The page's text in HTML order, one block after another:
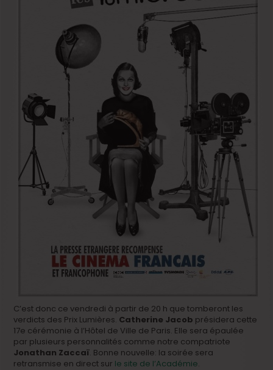
C’est donc ce vendredi à partir de 20 h que tomberont les
verdicts des Prix Lumières. Catherine Jacob présidera cette
17e cérémonie à l’Hôtel de Ville de Paris. Elle sera épaulée
par plusieurs personnalités comme notre compatriote
Jonathan Zaccaï. Bonne nouvelle: la soirée sera
retransmise en direct sur le site de l’Académie.